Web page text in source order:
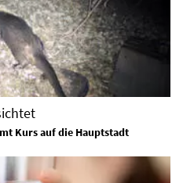
Kurs auf die Hauptstadt